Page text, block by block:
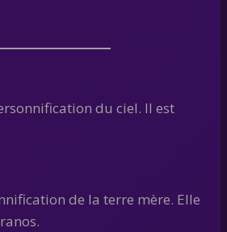
du ciel. Il est
de la terre mère. Elle